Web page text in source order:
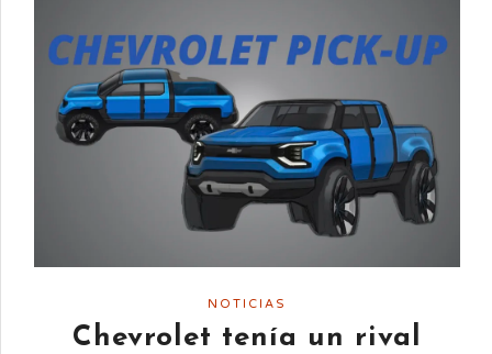
NOTICIAS
Chevrolet tenía un rival